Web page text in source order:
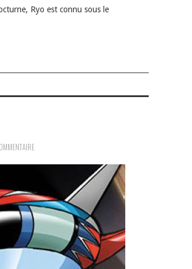
Ryo est connu sous le